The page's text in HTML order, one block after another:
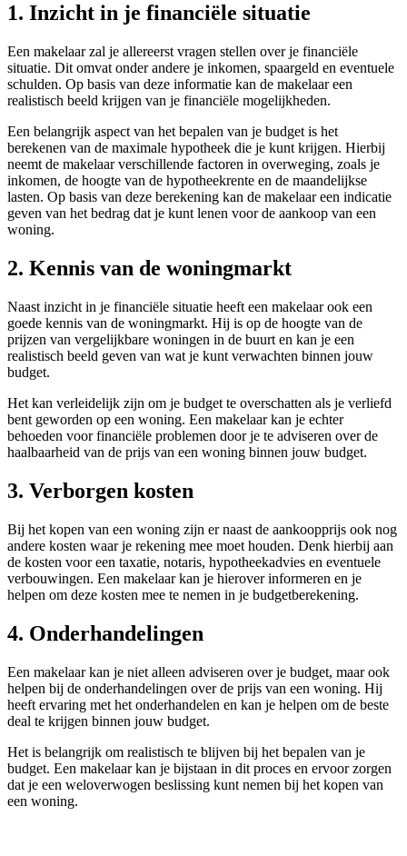
1. Inzicht in je financiële situatie
Een makelaar zal je allereerst vragen stellen over je financiële
situatie. Dit omvat onder andere je inkomen, spaargeld en eventuele
schulden. Op basis van deze informatie kan de makelaar een
realistisch beeld krijgen van je financiële mogelijkheden.
Een belangrijk aspect van het bepalen van je budget is het
berekenen van de maximale hypotheek die je kunt krijgen. Hierbij
neemt de makelaar verschillende factoren in overweging, zoals je
inkomen, de hoogte van de hypotheekrente en de maandelijkse
lasten. Op basis van deze berekening kan de makelaar een indicatie
geven van het bedrag dat je kunt lenen voor de aankoop van een
woning.
2. Kennis van de woningmarkt
Naast inzicht in je financiële situatie heeft een makelaar ook een
goede kennis van de woningmarkt. Hij is op de hoogte van de
prijzen van vergelijkbare woningen in de buurt en kan je een
realistisch beeld geven van wat je kunt verwachten binnen jouw
budget.
Het kan verleidelijk zijn om je budget te overschatten als je verliefd
bent geworden op een woning. Een makelaar kan je echter
behoeden voor financiële problemen door je te adviseren over de
haalbaarheid van de prijs van een woning binnen jouw budget.
3. Verborgen kosten
Bij het kopen van een woning zijn er naast de aankoopprijs ook nog
andere kosten waar je rekening mee moet houden. Denk hierbij aan
de kosten voor een taxatie, notaris, hypotheekadvies en eventuele
verbouwingen. Een makelaar kan je hierover informeren en je
helpen om deze kosten mee te nemen in je budgetberekening.
4. Onderhandelingen
Een makelaar kan je niet alleen adviseren over je budget, maar ook
helpen bij de onderhandelingen over de prijs van een woning. Hij
heeft ervaring met het onderhandelen en kan je helpen om de beste
deal te krijgen binnen jouw budget.
Het is belangrijk om realistisch te blijven bij het bepalen van je
budget. Een makelaar kan je bijstaan in dit proces en ervoor zorgen
dat je een weloverwogen beslissing kunt nemen bij het kopen van
een woning.